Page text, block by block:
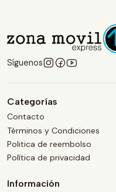
Síguenos
Categorías
Contacto
Términos y Condiciones
Politica de reembolso
Política de privacidad
Información